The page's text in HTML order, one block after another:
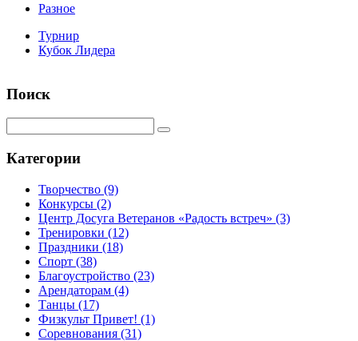
Разное
Турнир
Кубок Лидера
Поиск
Категории
Творчество (9)
Конкурсы (2)
Центр Досуга Ветеранов «Радость встреч» (3)
Тренировки (12)
Праздники (18)
Спорт (38)
Благоустройство (23)
Арендаторам (4)
Танцы (17)
Физкульт Привет! (1)
Соревнования (31)